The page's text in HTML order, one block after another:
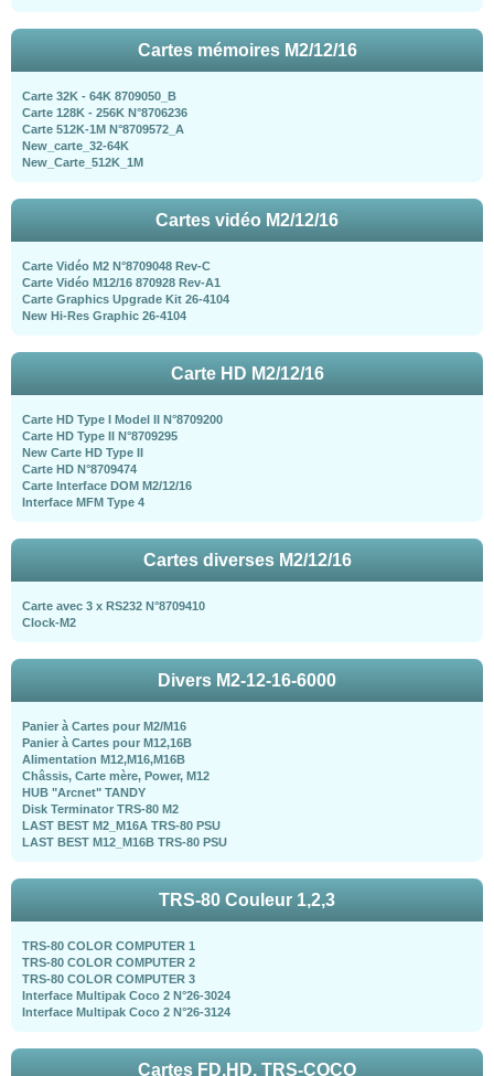
Cartes mémoires M2/12/16
Carte 32K - 64K 8709050_B
Carte 128K - 256K N°8706236
Carte 512K-1M N°8709572_A
New_carte_32-64K
New_Carte_512K_1M
Cartes vidéo M2/12/16
Carte Vidéo M2 N°8709048 Rev-C
Carte Vidéo M12/16 870928 Rev-A1
Carte Graphics Upgrade Kit 26-4104
New Hi-Res Graphic 26-4104
Carte HD M2/12/16
Carte HD Type I Model II N°8709200
Carte HD Type II N°8709295
New Carte HD Type II
Carte HD N°8709474
Carte Interface DOM M2/12/16
Interface MFM Type 4
Cartes diverses M2/12/16
Carte avec 3 x RS232 N°8709410
Clock-M2
Divers M2-12-16-6000
Panier à Cartes pour M2/M16
Panier à Cartes pour M12,16B
Alimentation M12,M16,M16B
Châssis, Carte mère, Power, M12
HUB "Arcnet" TANDY
Disk Terminator TRS-80 M2
LAST BEST M2_M16A TRS-80 PSU
LAST BEST M12_M16B TRS-80 PSU
TRS-80 Couleur 1,2,3
TRS-80 COLOR COMPUTER 1
TRS-80 COLOR COMPUTER 2
TRS-80 COLOR COMPUTER 3
Interface Multipak Coco 2 N°26-3024
Interface Multipak Coco 2 N°26-3124
Cartes FD,HD, TRS-COCO